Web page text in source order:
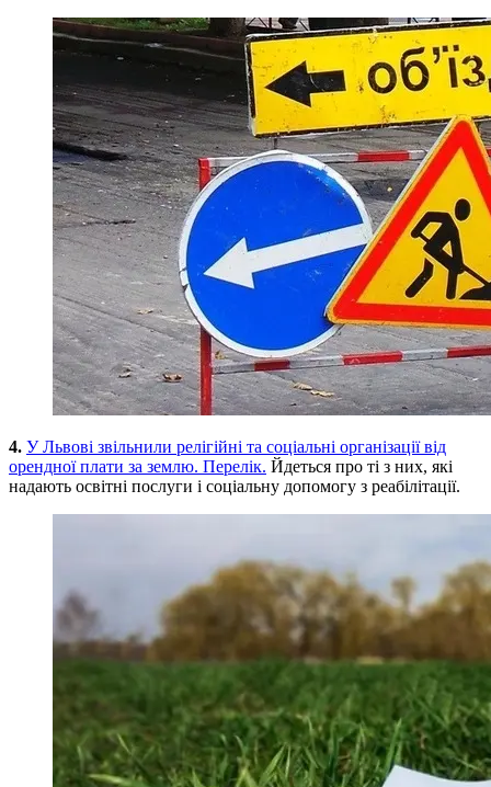
4. У Львові звільнили релігійні та соціальні організації від
орендної плати за землю. Перелік. Йдеться про ті з них, які
надають освітні послуги і соціальну допомогу з реабілітації.